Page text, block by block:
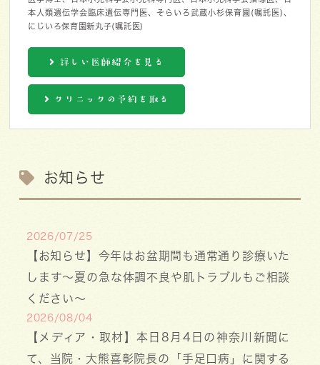
本人類遺伝学会臨床遺伝専門医、そらいろ武蔵小杉保育園(嘱託医)、
にじいろ保育園新丸子(嘱託医)
詳しい医師紹介を見る
クリニックの予約を取る
お知らせ
2026/07/25
【お知らせ】今年はお盆期間も通常通り診療いた
します〜夏の急な体調不良や肌トラブルもご相談
ください〜
2026/08/04
【メディア・取材】本日8月4日の神奈川新聞に
て、当院・大熊喜彰院長の「手足口病」に関する